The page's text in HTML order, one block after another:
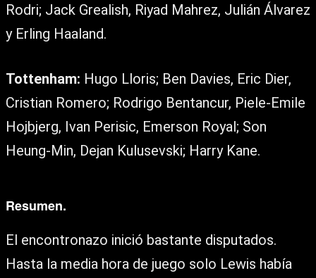
Rodri; Jack Grealish, Riyad Mahrez, Julián Álvarez
y Erling Haaland.
Tottenham: Hugo Lloris; Ben Davies, Eric Dier,
Cristian Romero; Rodrigo Bentancur, Piele-Emile
Hojbjerg, Ivan Perisic, Emerson Royal; Son
Heung-Min, Dejan Kulusevski; Harry Kane.
Resumen.
El encontronazo inició bastante disputados.
Hasta la media hora de juego solo Lewis había